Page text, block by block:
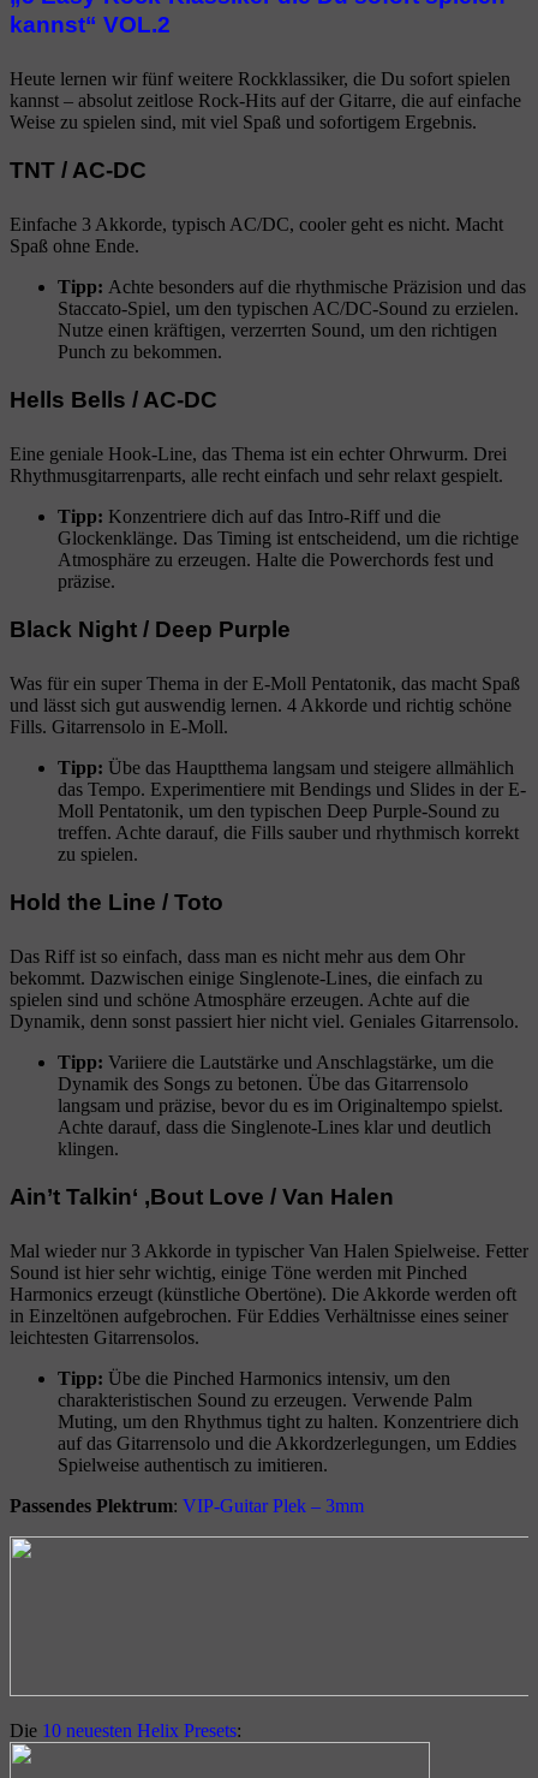
kannst“ VOL.2
Heute lernen wir fünf weitere Rockklassiker, die Du sofort spielen
kannst – absolut zeitlose Rock-Hits auf der Gitarre, die auf einfache
Weise zu spielen sind, mit viel Spaß und sofortigem Ergebnis.
TNT / AC-DC
Einfache 3 Akkorde, typisch AC/DC, cooler geht es nicht. Macht
Spaß ohne Ende.
Tipp: Achte besonders auf die rhythmische Präzision und das
Staccato-Spiel, um den typischen AC/DC-Sound zu erzielen.
Nutze einen kräftigen, verzerrten Sound, um den richtigen
Punch zu bekommen.
Hells Bells / AC-DC
Eine geniale Hook-Line, das Thema ist ein echter Ohrwurm. Drei
Rhythmusgitarrenparts, alle recht einfach und sehr relaxt gespielt.
Tipp: Konzentriere dich auf das Intro-Riff und die
Glockenklänge. Das Timing ist entscheidend, um die richtige
Atmosphäre zu erzeugen. Halte die Powerchords fest und
präzise.
Black Night / Deep Purple
Was für ein super Thema in der E-Moll Pentatonik, das macht Spaß
und lässt sich gut auswendig lernen. 4 Akkorde und richtig schöne
Fills. Gitarrensolo in E-Moll.
Tipp: Übe das Hauptthema langsam und steigere allmählich
das Tempo. Experimentiere mit Bendings und Slides in der E-
Moll Pentatonik, um den typischen Deep Purple-Sound zu
treffen. Achte darauf, die Fills sauber und rhythmisch korrekt
zu spielen.
Hold the Line / Toto
Das Riff ist so einfach, dass man es nicht mehr aus dem Ohr
bekommt. Dazwischen einige Singlenote-Lines, die einfach zu
spielen sind und schöne Atmosphäre erzeugen. Achte auf die
Dynamik, denn sonst passiert hier nicht viel. Geniales Gitarrensolo.
Tipp: Variiere die Lautstärke und Anschlagstärke, um die
Dynamik des Songs zu betonen. Übe das Gitarrensolo
langsam und präzise, bevor du es im Originaltempo spielst.
Achte darauf, dass die Singlenote-Lines klar und deutlich
klingen.
Ain’t Talkin‘ ‚Bout Love / Van Halen
Mal wieder nur 3 Akkorde in typischer Van Halen Spielweise. Fetter
Sound ist hier sehr wichtig, einige Töne werden mit Pinched
Harmonics erzeugt (künstliche Obertöne). Die Akkorde werden oft
in Einzeltönen aufgebrochen. Für Eddies Verhältnisse eines seiner
leichtesten Gitarrensolos.
Tipp: Übe die Pinched Harmonics intensiv, um den
charakteristischen Sound zu erzeugen. Verwende Palm
Muting, um den Rhythmus tight zu halten. Konzentriere dich
auf das Gitarrensolo und die Akkordzerlegungen, um Eddies
Spielweise authentisch zu imitieren.
Passendes Plektrum: VIP-Guitar Plek – 3mm
Die 10 neuesten Helix Presets: